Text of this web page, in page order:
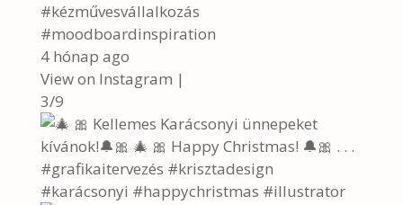
#kézművesvállalkozás
#moodboardinspiration
4 hónap ago
View on Instagram |
3/9